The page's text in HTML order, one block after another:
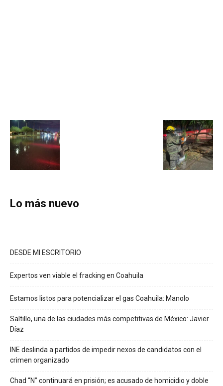
Lo más nuevo
DESDE MI ESCRITORIO
Expertos ven viable el fracking en Coahuila
Estamos listos para potencializar el gas Coahuila: Manolo
Saltillo, una de las ciudades más competitivas de México: Javier
Díaz
INE deslinda a partidos de impedir nexos de candidatos con el
crimen organizado
Chad “N” continuará en prisión; es acusado de homicidio y doble